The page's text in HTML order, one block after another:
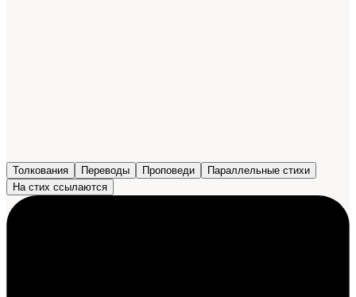
Толкования Переводы Проповеди
Параллельные стихи
На стих ссылаются